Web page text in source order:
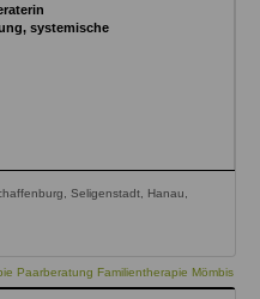
systemische
Seligenstadt, Hanau,
Paarberatung Familientherapie Mömbis